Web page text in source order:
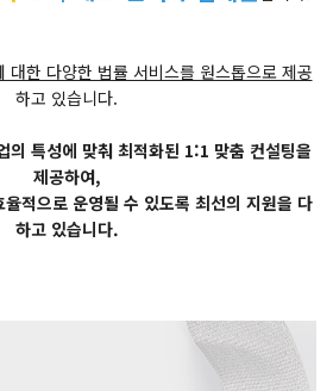
대한 다양한 법률 서비스를 원스톱으로 제공
하고 있습니다.
의 특성에 맞춰 최적화된 1:1 맞춤 컨설팅을
제공하여,
적으로 운영될 수 있도록 최선의 지원을 다
하고 있습니다.